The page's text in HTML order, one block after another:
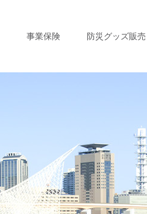
事業保険 防災グッズ販売